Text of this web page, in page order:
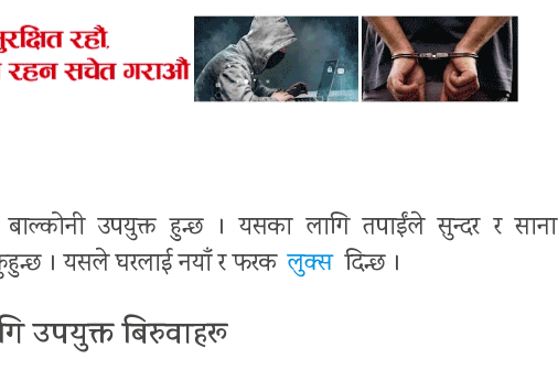
बाल्कोनी उपयुक्त हुन्छ । यसका लागि तपाईंले सुन्दर र साना
। यसले घरलाई नयाँ र फरक लुक्स दिन्छ ।
उपयुक्त बिरुवाहरू